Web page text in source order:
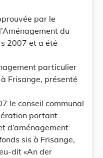
par le
du
2007 et a été
particulier
Frisange, présenté
le conseil communal
portant
d’aménagement
sis à Frisange,
dit «An der